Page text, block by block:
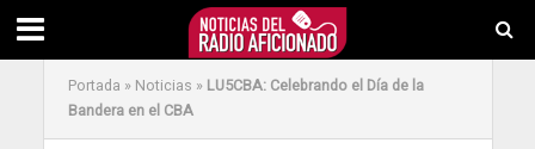
Portada » Noticias » LU5CBA: Celebrando el Día de la
Bandera en el CBA